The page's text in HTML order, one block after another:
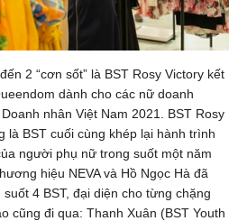
2 “cơn sốt” là BST Rosy Victory kết
dành cho các nữ doanh
nhân Việt Nam 2021. BST Rosy
là BST cuối cùng khép lại hành trình
người phụ nữ trong suốt một năm
hiệu NEVA và Hồ Ngọc Hà đã
4 BST, đại diện cho từng chặng
cũng đi qua: Thanh Xuân (BST Youth